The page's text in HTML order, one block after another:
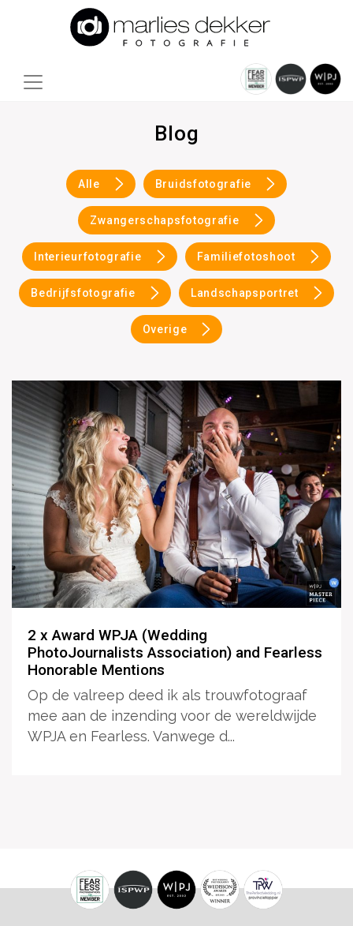
Blog
Alle Bruidsfotografie
Zwangerschapsfotografie
Interieurfotografie Familiefotoshoot
Bedrijfsfotografie Landschapsportret
Overige
2 x Award WPJA (Wedding
PhotoJournalists Association) and Fearless
Honorable Mentions
Op de valreep deed ik als trouwfotograaf
mee aan de inzending voor de wereldwijde
WPJA en Fearless. Vanwege d...